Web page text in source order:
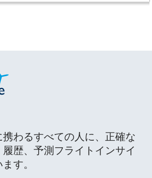
わるすべての人に、正確な
履歴、予測フライトインサイ
す。